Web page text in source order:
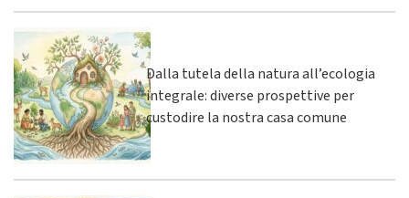
Dalla tutela della natura all’ecologia
integrale: diverse prospettive per
custodire la nostra casa comune